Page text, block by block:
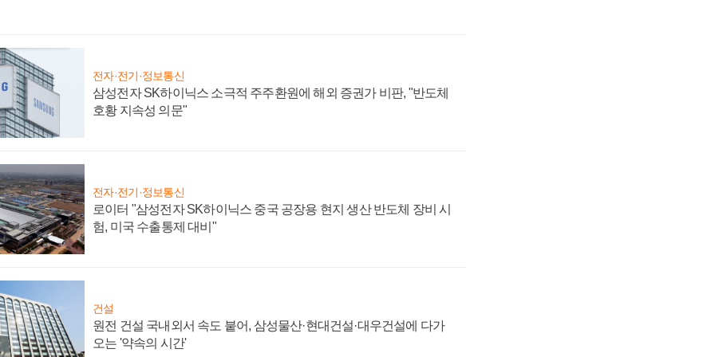
전자·전기·정보통신
삼성전자 SK하이닉스 소극적 주주환원에 해외 증권가 비판, "반도체
호황 지속성 의문"
전자·전기·정보통신
로이터 "삼성전자 SK하이닉스 중국 공장용 현지 생산 반도체 장비 시
험, 미국 수출통제 대비"
건설
원전 건설 국내외서 속도 붙어, 삼성물산·현대건설·대우건설에 다가
오는 '약속의 시간'